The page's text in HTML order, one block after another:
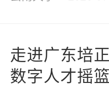
走进广东培
数字人才摇篮